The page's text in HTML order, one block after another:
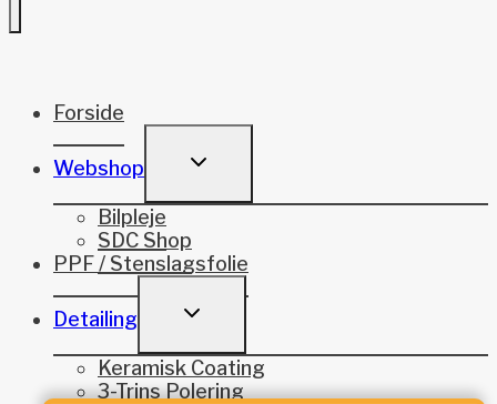
Forside
Webshop
TOGGLE
Bilpleje
SDC Shop
PPF / Stenslagsfolie
Detailing
TOGGLE
Keramisk Coating
3-Trins Polering